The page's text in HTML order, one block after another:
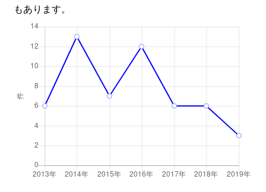
もあります。